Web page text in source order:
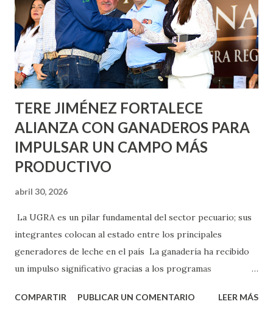
lo que se aplicará pintura en 66 casas. Posteriormente se
llevará este programa a Villas de Nuestra Señora de la
Asunción, Avenida Alameda y Decreto 27 de Septiembre, en
los edificios FOVISSSTE Ojo de Agua, en la comunidad
Norias de Paso Hondo y en los edificios de...
TERE JIMÉNEZ FORTALECE
ALIANZA CON GANADEROS PARA
IMPULSAR UN CAMPO MÁS
PRODUCTIVO
abril 30, 2026
La UGRA es un pilar fundamental del sector pecuario; sus
integrantes colocan al estado entre los principales
generadores de leche en el país La ganadería ha recibido
un impulso significativo gracias a los programas
muestra de su respaldo firme y decidido al campo, la
COMPARTIR PUBLICAR UN COMENTARIO LEER MÁS